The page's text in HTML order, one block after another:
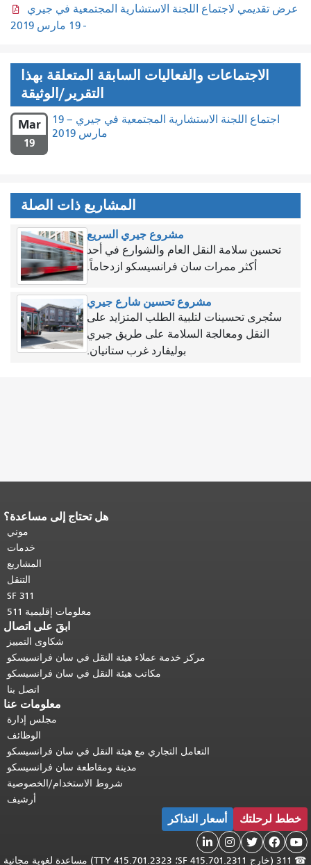
عرض تقديمي لاجتماع اللجنة الاستشارية المجتمعية في جيري
- 19 مارس 2019
الاجتماعات والفعاليات السابقة المتعلقة بهذا
التقرير/الوثيقة
Mar
19
اجتماع اللجنة الاستشارية المجتمعية في جيري – 19
مارس 2019
المشاريع ذات الصلة
مشروع جيري السريع
تحسين سلامة النقل العام والشوارع في أحد
أكثر ممرات سان فرانسيسكو ازدحاماً.
مشروع تحسين شارع جيري
ستُجرى تحسينات لتلبية الطلب المتزايد على
النقل ومعالجة السلامة على طريق جيري
بوليفارد غرب ستانيان.
هل تحتاج إلى مساعدة؟
موني
خدمات
المشاريع
التنقل
SF 311
معلومات إقليمية 511
ابقَ على اتصال
شكاوى التمييز
مركز خدمة عملاء هيئة النقل في سان فرانسيسكو
مكاتب هيئة النقل في سان فرانسيسكو
اتصل بنا
معلومات عنا
مجلس إدارة
الوظائف
التعامل التجاري مع هيئة النقل في سان فرانسيسكو
مدينة ومقاطعة سان فرانسيسكو
شروط الاستخدام/الخصوصية
أرشيف
خطط لرحلتك أسعار التذاكر





☎ 311 (خارج SF 415.701.2311؛ TTY 415.701.2323) مساعدة لغوية مجانية